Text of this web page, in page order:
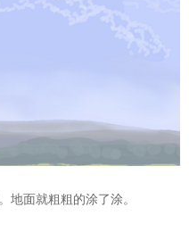
地面就粗粗的涂了涂。